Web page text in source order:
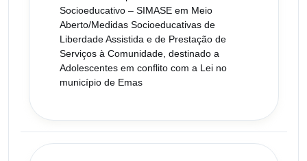
Socioeducativo – SIMASE em Meio
Aberto/Medidas Socioeducativas de
Liberdade Assistida e de Prestação de
Serviços à Comunidade, destinado a
Adolescentes em conflito com a Lei no
município de Emas